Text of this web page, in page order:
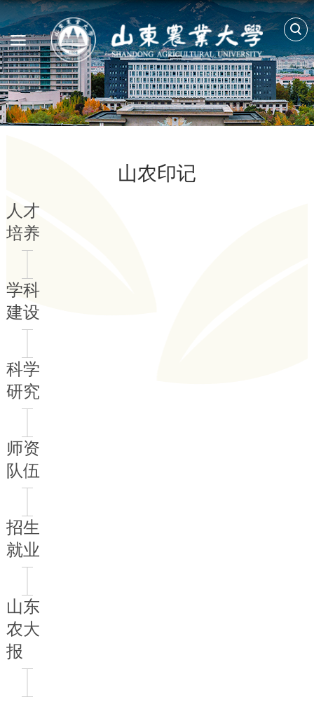
山农印记
人才
培养
学科
建设
科学
研究
师资
队伍
招生
就业
山东
农大
报